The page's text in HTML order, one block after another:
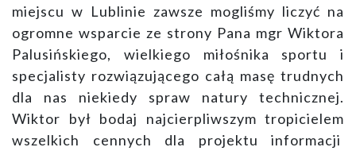
miejscu w Lublinie zawsze mogliśmy liczyć na
ogromne wsparcie ze strony Pana mgr Wiktora
Palusińskiego, wielkiego miłośnika sportu i
specjalisty rozwiązującego całą masę trudnych
dla nas niekiedy spraw natury technicznej.
Wiktor był bodaj najcierpliwszym tropicielem
wszelkich cennych dla projektu informacji